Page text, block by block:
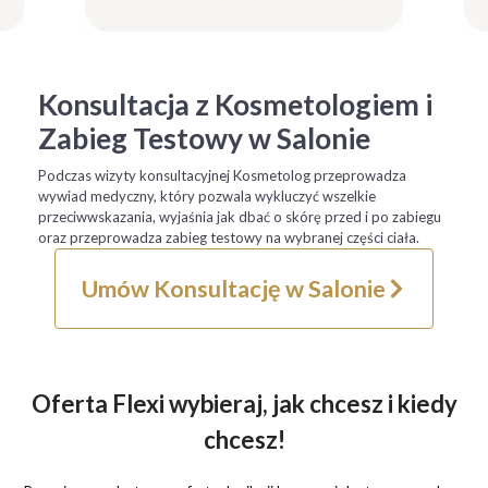
Konsultacja z Kosmetologiem i
Zabieg Testowy w Salonie
Podczas wizyty konsultacyjnej Kosmetolog przeprowadza
wywiad medyczny, który pozwala wykluczyć wszelkie
przeciwwskazania, wyjaśnia jak dbać o skórę przed i po zabiegu
oraz przeprowadza zabieg testowy na wybranej części ciała.
Umów Konsultację w Salonie
Oferta Flexi wybieraj, jak chcesz i kiedy
chcesz!